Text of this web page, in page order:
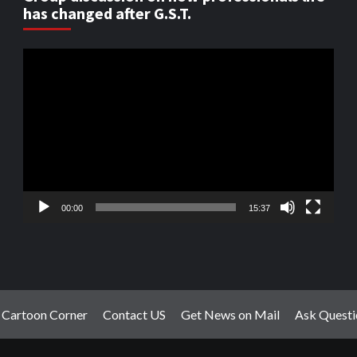
has changed after G.S.T.
00:00 15:37
Cartoon Corner Contact US Get News on Mail Ask